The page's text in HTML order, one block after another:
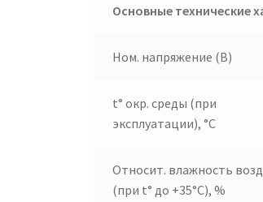
Основные технические
Ном. напряжение (В)
t° окр. среды (при
эксплуатации), °C
Относит. влажность
(при t° до +35°C), %